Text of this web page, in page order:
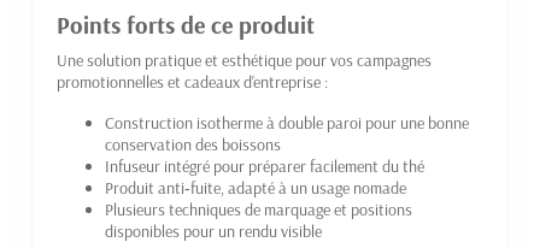
Points forts de ce produit
Une solution pratique et esthétique pour vos campagnes
promotionnelles et cadeaux d'entreprise :
Construction isotherme à double paroi pour une bonne
conservation des boissons
Infuseur intégré pour préparer facilement du thé
Produit anti‑fuite, adapté à un usage nomade
Plusieurs techniques de marquage et positions
disponibles pour un rendu visible